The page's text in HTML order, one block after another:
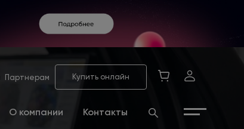
Партнерам Купить онлайн
О компании Контакты